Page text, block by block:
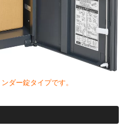
ダー錠タイプです。